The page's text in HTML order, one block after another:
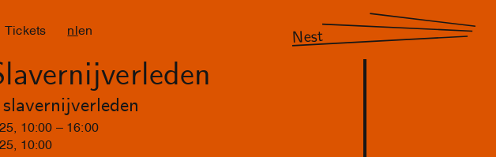
Tickets nl en Nest
10:00 16 : 00
10:00